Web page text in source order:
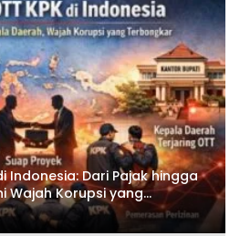
Indonesia: Dari Pajak hingga
Wajah Korupsi yang